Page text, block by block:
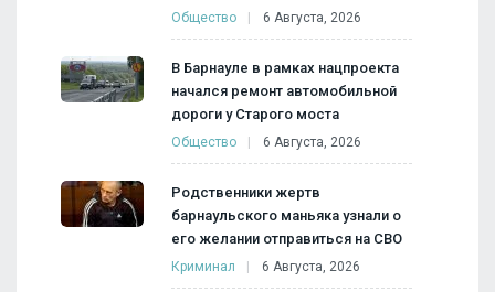
Общество 6 Августа, 2026
В Барнауле в рамках нацпроекта
начался ремонт автомобильной
дороги у Старого моста
Общество 6 Августа, 2026
Родственники жертв
барнаульского маньяка узнали о
его желании отправиться на СВО
Криминал 6 Августа, 2026